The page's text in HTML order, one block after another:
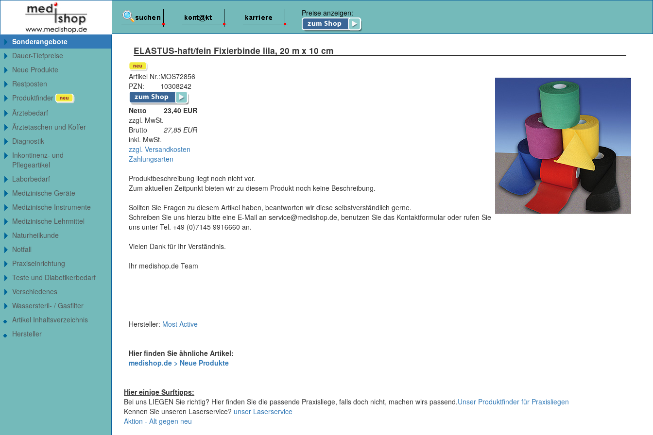
Preise anzeigen:
ELASTUS-haft/fein Fixierbinde lila, 20 m x 10 cm
Artikel Nr.:MOS72856
PZN:
10308242
Netto
23,40 EUR
zzgl. MwSt.
Brutto
27,85 EUR
inkl. MwSt.
zzgl. Versandkosten
Zahlungsarten
Produktbeschreibung liegt noch nicht vor.
Zum aktuellen Zeitpunkt bieten wir zu diesem Produkt noch keine Beschreibung.
Sollten Sie Fragen zu diesem Artikel haben, beantworten wir diese selbstverständlich gerne.
Schreiben Sie uns hierzu bitte eine E-Mail an service@medishop.de, benutzen Sie das Kontaktformular oder rufen Sie
uns unter Tel. +49 (0)7145 9916660 an.
Vielen Dank für Ihr Verständnis.
Ihr medishop.de Team
Hersteller: Most Active
Hier finden Sie ähnliche Artikel:
medishop.de > Neue Produkte
Hier einige Surftipps:
Bei uns LIEGEN Sie richtig? Hier finden Sie die passende Praxisliege, falls doch nicht, machen wirs passend.Unser Produktfinder für Praxisliegen
Kennen Sie unseren Laserservice? unser Laserservice
Aktion - Alt gegen neu
Sonderangebote
Dauer-Tiefpreise
Neue Produkte
Restposten
Produktfinder
Ärztebedarf
Ärztetaschen und Koffer
Diagnostik
Inkontinenz- und
Pflegeartikel
Laborbedarf
Medizinische Geräte
Medizinische Instrumente
Medizinische Lehrmittel
Naturheilkunde
Notfall
Praxiseinrichtung
Teste und Diabetikerbedarf
Verschiedenes
Wassersteril- / Gasfilter
Artikel Inhaltsverzeichnis
Hersteller